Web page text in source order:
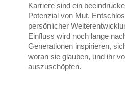
Karriere sind ein
Potenzial von Mut,
persönlicher
Einfluss wird noch lange
Generationen inspirieren,
woran sie glauben, und ihr
auszuschöpfen.